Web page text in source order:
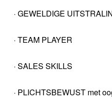
· GEWELDIGE
· TEAM PLAYER
· SALES SKILLS
· PLICHTSBEWUST met